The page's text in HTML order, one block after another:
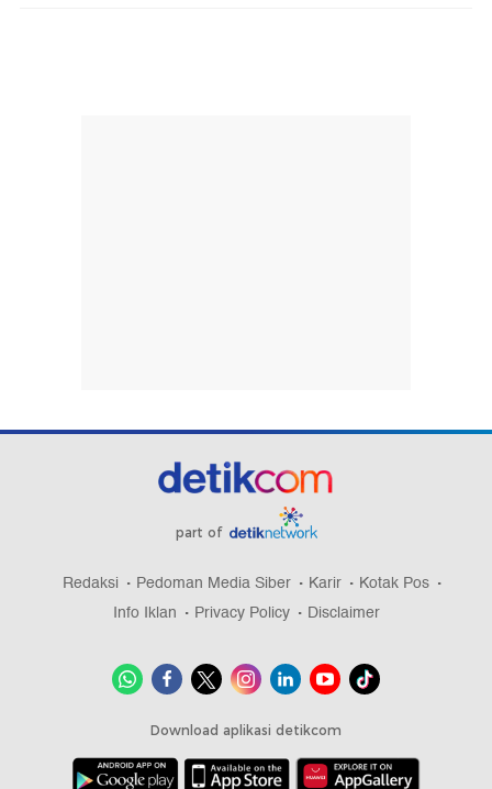
part of
Redaksi Pedoman Media Siber Karir
Kotak Pos
Info Iklan
Privacy Policy Disclaimer
Download aplikasi detikcom